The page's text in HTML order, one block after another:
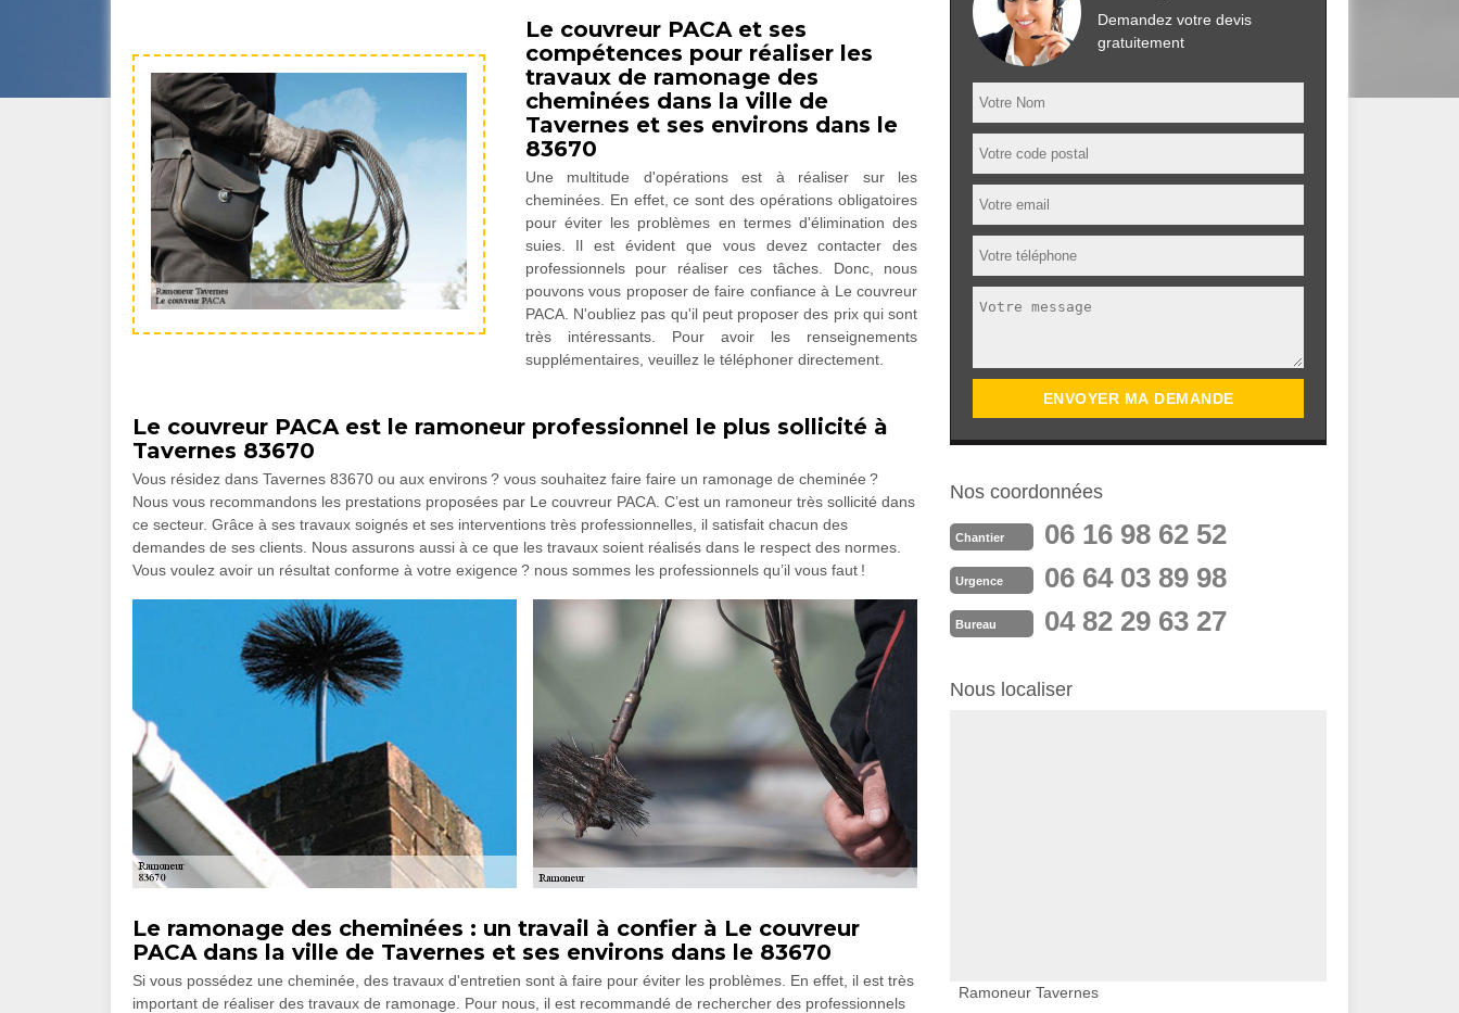
Le couvreur PACA et ses
compétences pour réaliser les
travaux de ramonage des
cheminées dans la ville de
Tavernes et ses environs dans le
83670
Une multitude d'opérations est à réaliser sur les
cheminées. En effet, ce sont des opérations obligatoires
pour éviter les problèmes en termes d'élimination des
suies. Il est évident que vous devez contacter des
professionnels pour réaliser ces tâches. Donc, nous
pouvons vous proposer de faire confiance à Le couvreur
PACA. N'oubliez pas qu'il peut proposer des prix qui sont
très intéressants. Pour avoir les renseignements
supplémentaires, veuillez le téléphoner directement.
Le couvreur PACA est le ramoneur professionnel le plus sollicité à
Tavernes 83670
Vous résidez dans Tavernes 83670 ou aux environs ? vous souhaitez faire faire un ramonage de cheminée ?
Nous vous recommandons les prestations proposées par Le couvreur PACA. C’est un ramoneur très sollicité dans
ce secteur. Grâce à ses travaux soignés et ses interventions très professionnelles, il satisfait chacun des
demandes de ses clients. Nous assurons aussi à ce que les travaux soient réalisés dans le respect des normes.
Vous voulez avoir un résultat conforme à votre exigence ? nous sommes les professionnels qu’il vous faut !
Le ramonage des cheminées : un travail à confier à Le couvreur
PACA dans la ville de Tavernes et ses environs dans le 83670
Si vous possédez une cheminée, des travaux d'entretien sont à faire pour éviter les problèmes. En effet, il est très
important de réaliser des travaux de ramonage. Pour nous, il est recommandé de rechercher des professionnels
Demandez votre devis
gratuitement
Nos coordonnées
Chantier 06 16 98 62 52
Urgence 06 64 03 89 98
Bureau 04 82 29 63 27
Nous localiser
Ramoneur Tavernes